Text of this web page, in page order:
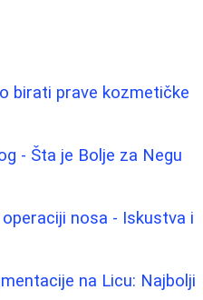
birati prave kozmetičke
- Šta je Bolje za Negu
nosa - Iskustva i
na Licu: Najbolji